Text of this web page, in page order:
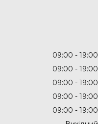
09:00
19:00
09:00
19:00
09:00
19:00
09:00
19:00
09:00
19:00